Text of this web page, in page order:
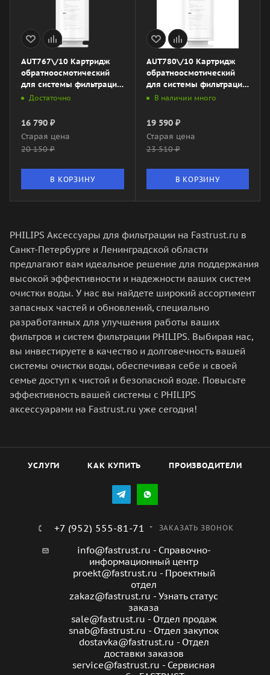
AUT767\/10 Картридж
обратноосмотический
для системы фильтрации
AUT3015\/10
Достаточно
16 790 ₽
Старая цена
20 150₽
В КОРЗИНУ
AUT780\/10 Картридж
обратноосмотический
для системы фильтрации
AUT7006\/10
В наличии много
19 590₽
Старая цена
23 510₽
В КОРЗИНУ
PHILIPS Аксессуары для фильтрации на Fastrust.ru в
Санкт-Петербурге и Ленинградской области
предлагают вам идеальное решение для поддержания
высокой эффективности и надежности ваших систем
очистки воды. У нас вы найдете широкий ассортимент
запасных частей и обновлений, специально
разработанных для улучшения работы ваших
фильтров и систем фильтрации PHILIPS. Выбирая нас,
вы инвестируете в качество и долговечность вашей
системы очистки воды, обеспечивая себе и своей
семье доступ к чистой и безопасной воде. Повысьте
эффективность вашей системы с PHILIPS
аксессуарами на Fastrust.ru уже сегодня!
УСЛУГИ КАК КУПИТЬ ПРОИЗВОДИТЕЛИ
+7 (952) 555-81-71 ЗАКАЗАТЬ ЗВОНОК
info@fastrust.ru - Справочно-
информационный центр
proekt@fastrust.ru - Проектный
отдел
zakaz@fastrust.ru - Узнать статус
заказа
sale@fastrust.ru - Отдел продаж
snab@fastrust.ru - Отдел закупок
dostavka@fastrust.ru - Отдел
доставки заказов
service@fastrust.ru - Сервисная